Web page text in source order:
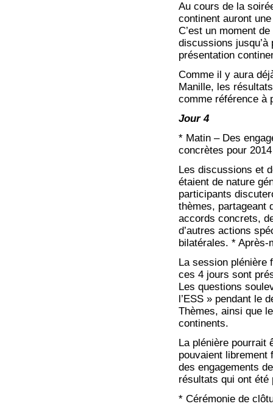
Au cours de la
continent auront
C’est un moment
discussions
présentation
Comme il y aura
Manille, les
comme référence à
Jour 4
* Matin – Des
concrètes pour
Les discussions et
étaient de nature
participants
thèmes, partageant
accords concrets,
d’autres actions
bilatérales. *
La session plénière
ces 4 jours sont
Les questions
l’ESS » pendant le
Thèmes, ainsi que
continents.
La plénière pourrait
pouvaient librement
des engagements
résultats qui ont été
* Cérémonie de